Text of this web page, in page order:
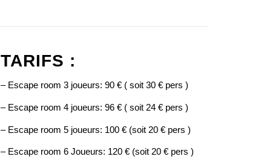
TARIFS :
– Escape room 3 joueurs: 90 € ( soit 30 € pers )
– Escape room 4 joueurs: 96 € ( soit 24 € pers )
– Escape room 5 joueurs: 100 € (soit 20 € pers )
– Escape room 6 Joueurs: 120 € (soit 20 € pers )